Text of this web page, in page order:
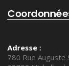
Adresse :
780 Rue